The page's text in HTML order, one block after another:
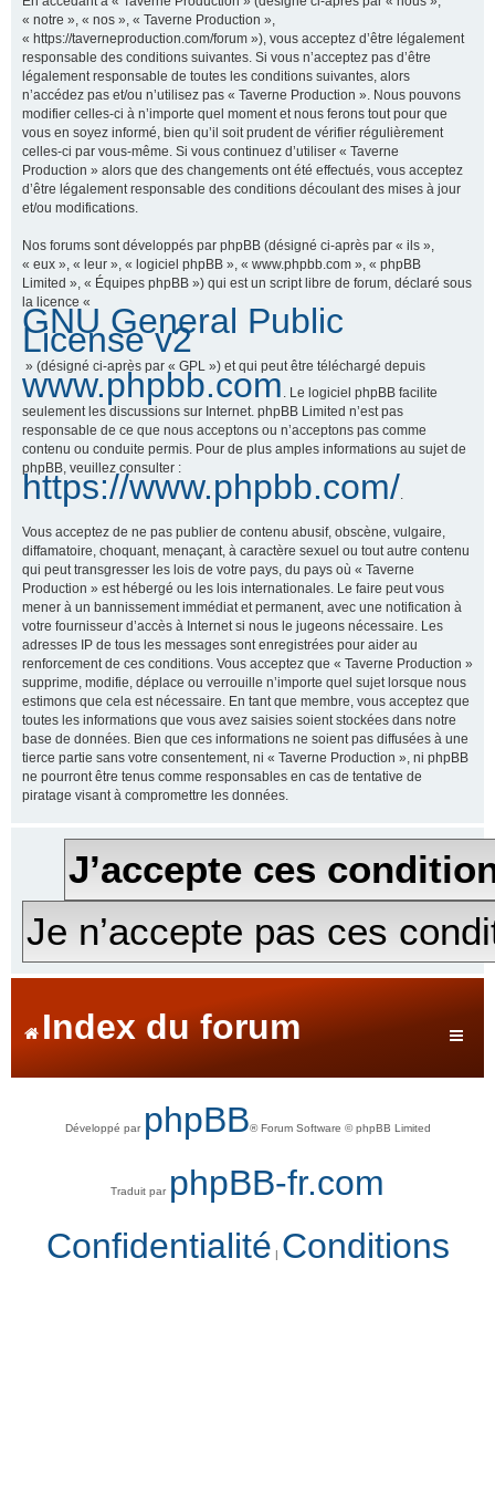
« notre », « nos », « Taverne Production »,
« https://taverneproduction.com/forum »), vous acceptez d’être légalement
responsable des conditions suivantes. Si vous n’acceptez pas d’être
légalement responsable de toutes les conditions suivantes, alors
n’accédez pas et/ou n’utilisez pas « Taverne Production ». Nous pouvons
modifier celles-ci à n’importe quel moment et nous ferons tout pour que
vous en soyez informé, bien qu’il soit prudent de vérifier régulièrement
celles-ci par vous-même. Si vous continuez d’utiliser « Taverne
Production » alors que des changements ont été effectués, vous acceptez
d’être légalement responsable des conditions découlant des mises à jour
et/ou modifications.
Nos forums sont développés par phpBB (désigné ci-après par « ils »,
« eux », « leur », « logiciel phpBB », « www.phpbb.com », « phpBB
Limited », « Équipes phpBB ») qui est un script libre de forum, déclaré sous
la licence «
GNU General Public
License v2
» (désigné ci-après par « GPL ») et qui peut être téléchargé depuis
www.phpbb.com . Le logiciel phpBB facilite
seulement les discussions sur Internet. phpBB Limited n’est pas
responsable de ce que nous acceptons ou n’acceptons pas comme
contenu ou conduite permis. Pour de plus amples informations au sujet de
phpBB, veuillez consulter :
https://www.phpbb.com/.
Vous acceptez de ne pas publier de contenu abusif, obscène, vulgaire,
diffamatoire, choquant, menaçant, à caractère sexuel ou tout autre contenu
qui peut transgresser les lois de votre pays, du pays où « Taverne
Production » est hébergé ou les lois internationales. Le faire peut vous
mener à un bannissement immédiat et permanent, avec une notification à
votre fournisseur d’accès à Internet si nous le jugeons nécessaire. Les
adresses IP de tous les messages sont enregistrées pour aider au
renforcement de ces conditions. Vous acceptez que « Taverne Production »
supprime, modifie, déplace ou verrouille n’importe quel sujet lorsque nous
estimons que cela est nécessaire. En tant que membre, vous acceptez que
toutes les informations que vous avez saisies soient stockées dans notre
base de données. Bien que ces informations ne soient pas diffusées à une
tierce partie sans votre consentement, ni « Taverne Production », ni phpBB
ne pourront être tenus comme responsables en cas de tentative de
piratage visant à compromettre les données.
Index du forum
Développé par phpBB® Forum Software © phpBB Limited
Traduit par phpBB-fr.com
Confidentialité | Conditions